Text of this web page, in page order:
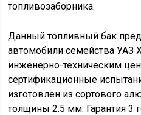
топливозаборника.
Данный топливный бак
автомобили семейства УАЗ
инженерно-техническим
сертификационные
изготовлен из сортового
толщины 2.5 мм. Гарантия 3